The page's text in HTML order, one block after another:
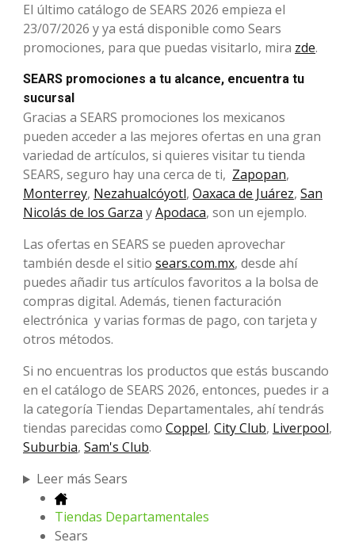
El último catálogo de SEARS 2026 empieza el
23/07/2026 y ya está disponible como Sears
promociones, para que puedas visitarlo, mira zde.
SEARS promociones a tu alcance, encuentra tu
sucursal
Gracias a SEARS promociones los mexicanos
pueden acceder a las mejores ofertas en una gran
variedad de artículos, si quieres visitar tu tienda
SEARS, seguro hay una cerca de ti, Zapopan,
Monterrey, Nezahualcóyotl, Oaxaca de Juárez, San
Nicolás de los Garza yApodaca, son un ejemplo.
Las ofertas en SEARS se pueden aprovechar
también desde el sitio sears.com.mx, desde ahí
puedes añadir tus artículos favoritos a la bolsa de
compras digital. Además, tienen facturación
electrónica y varias formas de pago, con tarjeta y
otros métodos.
Si no encuentras los productos que estás buscando
en el catálogo de SEARS 2026, entonces, puedes ir a
la categoría Tiendas Departamentales, ahí tendrás
tiendas parecidas como Coppel, City Club, Liverpool,
Suburbia, Sam's Club.
Leer más Sears
Tiendas Departamentales
Sears